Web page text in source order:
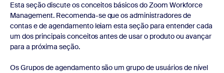
Esta seção discute os conceitos básicos do Zoom Workforce
Management. Recomenda-se que os administradores de
contas e de agendamento leiam esta seção para entender cada
um dos principais conceitos antes de usar o produto ou avançar
para a próxima seção.
Os Grupos de agendamento são um grupo de usuários de nível